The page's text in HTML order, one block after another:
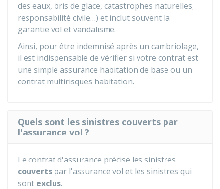
des eaux, bris de glace, catastrophes naturelles,
responsabilité civile…) et inclut souvent la
garantie vol et vandalisme.
Ainsi, pour être indemnisé après un cambriolage,
il est indispensable de vérifier si votre contrat est
une simple assurance habitation de base ou un
contrat multirisques habitation.
Quels sont les sinistres couverts par
l'assurance vol ?
Le contrat d'assurance précise les sinistres
couverts par l'assurance vol et les sinistres qui
sont exclus.